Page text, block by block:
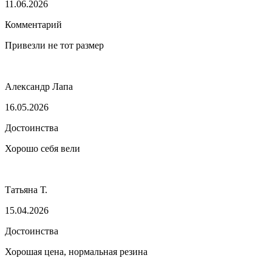
11.06.2026
Комментарий
Привезли не тот размер
Александр Лапа
16.05.2026
Достоинства
Хорошо себя вели
Татьяна Т.
15.04.2026
Достоинства
Хорошая цена, нормальная резина